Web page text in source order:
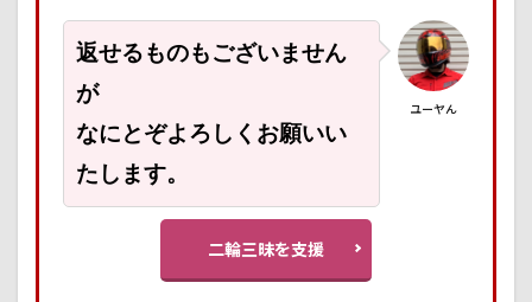
ユーヤん
返せるものもございません
が
なにとぞよろしくお願いい
たします。
二輪三昧を支援